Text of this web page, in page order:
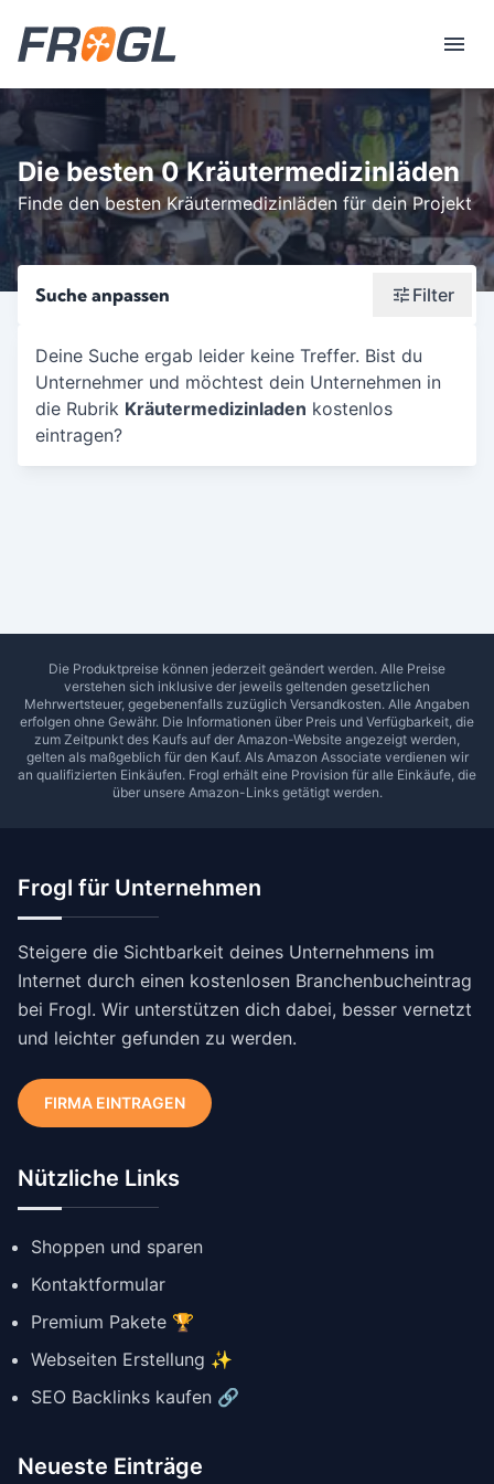
Die besten 0 Kräutermedizinläden
Finde den besten Kräutermedizinläden für dein Projekt
Suche anpassen Filter
Wonach suchst du?
Stadt oder Postleitzahl
Deine Suche ergab leider keine Treffer. Bist du
Unternehmer und möchtest dein Unternehmen in
die Rubrik Kräutermedizinladen kostenlos
eintragen?
Die Produktpreise können jederzeit geändert werden. Alle Preise
verstehen sich inklusive der jeweils geltenden gesetzlichen
Mehrwertsteuer, gegebenenfalls zuzüglich Versandkosten. Alle Angaben
erfolgen ohne Gewähr. Die Informationen über Preis und Verfügbarkeit, die
zum Zeitpunkt des Kaufs auf der Amazon-Website angezeigt werden,
gelten als maßgeblich für den Kauf. Als Amazon Associate verdienen wir
an qualifizierten Einkäufen. Frogl erhält eine Provision für alle Einkäufe, die
über unsere Amazon-Links getätigt werden.
Frogl für Unternehmen
Steigere die Sichtbarkeit deines Unternehmens im
Internet durch einen kostenlosen Branchenbucheintrag
bei Frogl. Wir unterstützen dich dabei, besser vernetzt
und leichter gefunden zu werden.
FIRMA EINTRAGEN
Nützliche Links
Shoppen und sparen
Kontaktformular
Premium Pakete 🏆
Webseiten Erstellung ✨
SEO Backlinks kaufen 🔗
Neueste Einträge